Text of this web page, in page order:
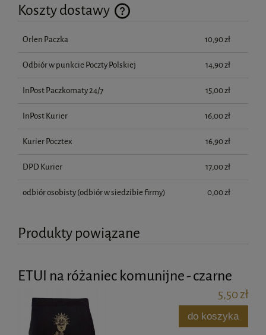
Koszty dostawy
Cena nie zawiera ewentualnych kosztów płatności
Orlen Paczka 10,90 zł
Odbiór w punkcie Poczty Polskiej 14,90 zł
InPost Paczkomaty 24/7 15,00 zł
InPost Kurier 16,00 zł
Kurier Pocztex 16,90 zł
DPD Kurier 17,00 zł
odbiór osobisty(odbiór w siedzibie firmy) 0,00 zł
Produkty powiązane
ETUI na różaniec komunijne - czarne
5,50 zł
do koszyka